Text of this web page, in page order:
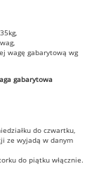
wagę gabarytową wg
gabarytowa
do czwartku,
ze wyjadą w danym
do piątku włącznie.